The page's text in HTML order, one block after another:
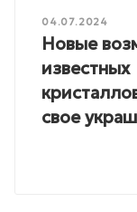
04.07.2024
Новые
известных
свое